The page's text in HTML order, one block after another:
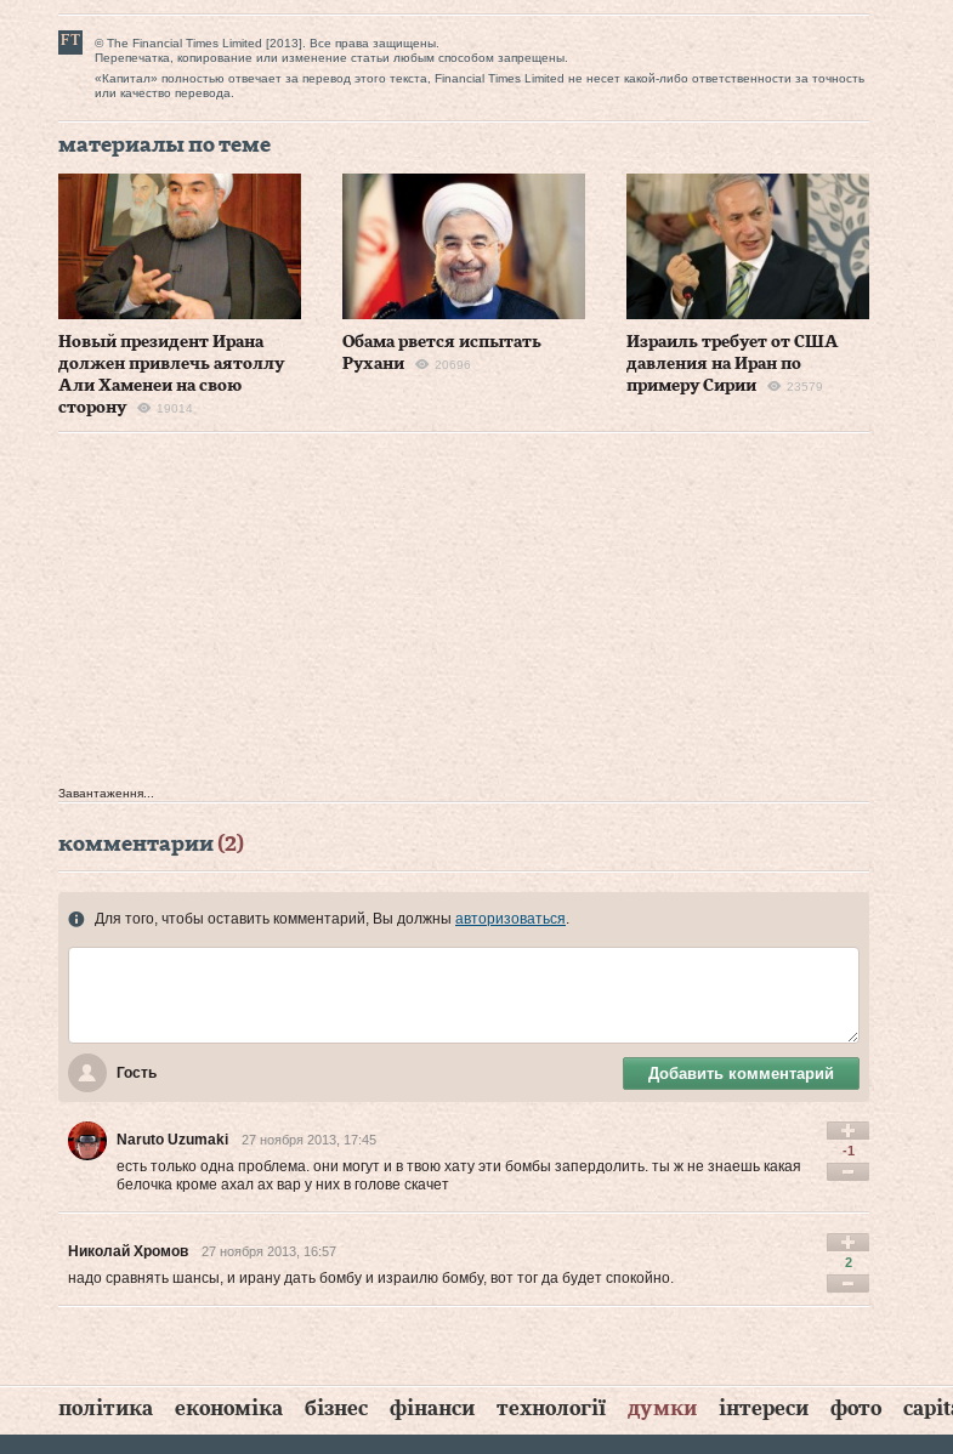
© The Financial Times Limited [2013]. Все права защищены.
Перепечатка, копирование или изменение статьи любым способом запрещены.
«Капитал» полностью отвечает за перевод этого текста, Financial Times Limited не несет какой-либо ответственности за точность
или качество перевода.
материалы по теме
Новый президент Ирана
должен привлечь аятоллу
Али Хаменеи на свою
сторону
19014
Обама рвется испытать
Рухани
20696
Израиль требует от США
давления на Иран по
примеру Сирии
23579
Завантаження...
комментарии(2)
Для того, чтобы оставить комментарий, Вы должны авторизоваться.
Гость Добавить комментарий
Naruto Uzumaki 27 ноября 2013, 17:45
есть только одна проблема. они могут и в твою хату эти бомбы запердолить. ты ж не знаешь какая
белочка кроме ахал ах вар у них в голове скачет
-1
Николай Хромов 27 ноября 2013, 16:57
надо сравнять шансы, и ирану дать бомбу и израилю бомбу, вот тог да будет спокойно.
2
політика економіка бізнес фінанси технології думки інтереси фото